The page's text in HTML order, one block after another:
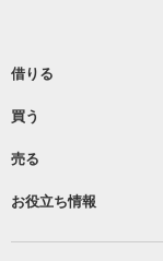
借りる
買う
売る
お役立ち情報